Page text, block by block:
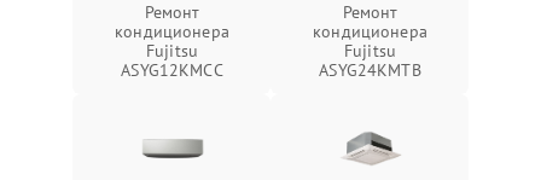
Ремонт
кондиционера
Fujitsu
ASYG12KMCC
Ремонт
кондиционера
Fujitsu
ASYG24KMTB